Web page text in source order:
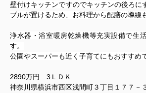
壁付けキッチンですのでキッチンの後ろに
ブルが置けるため、お料理から配膳の導線
浄水器・浴室暖房乾燥機等充実設備で生
す。
公園やスーパーも近く子育てにもおすすめ
2890万円 3ＬＤＫ
神奈川県横浜市西区浅間町３丁目１７７－